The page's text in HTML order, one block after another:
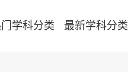
学科分类 最新学科分类